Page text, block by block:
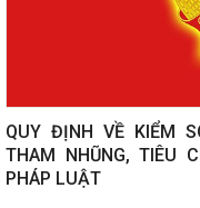
QUY ĐỊNH VỀ KIỂM
THAM NHŨNG, TIÊU
PHÁP LUẬT